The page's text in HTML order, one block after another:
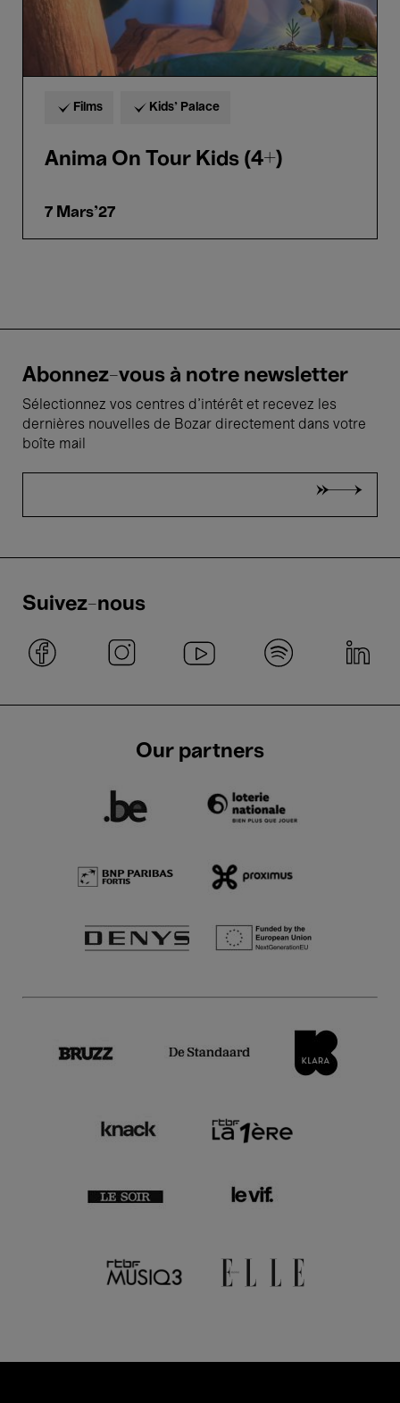
Films Kids’ Palace
Anima On Tour Kids (4+)
7 Mars'27
Abonnez-vous à notre newsletter
Sélectionnez vos centres d'intérêt et recevez les
dernières nouvelles de Bozar directement dans votre
boîte mail
Suivez-nous
Our partners